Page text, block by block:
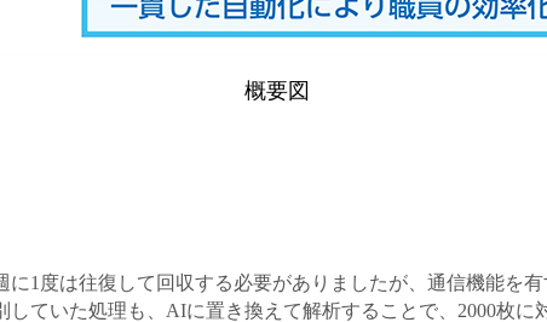
概要図
1度は往復して回収する必要がありましたが、通信機能を有
ていた処理も、AIに置き換えて解析することで、2000枚に